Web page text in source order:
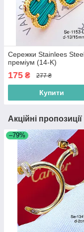
Сережки Stainlees
преміум (14-K)
175 ₴ 277 ₴
Купити
Акційні
–79%